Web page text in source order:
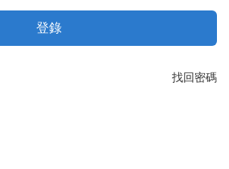
登錄
找回密碼